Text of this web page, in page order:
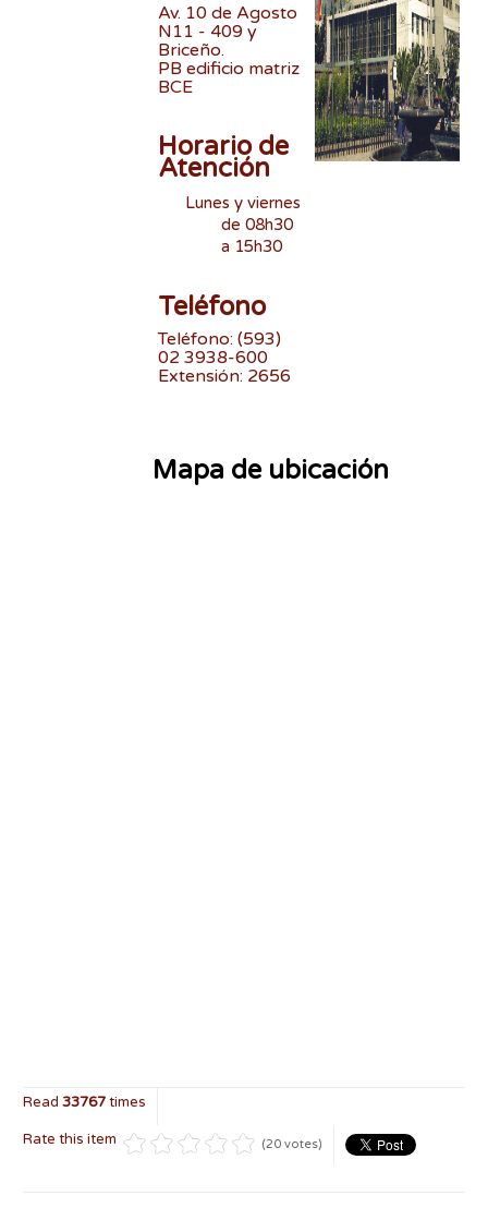
Av. 10 de Agosto
N11 - 409 y
Briceño.
PB edificio matriz
BCE
Horario de
Atención
Lunes y viernes
de 08h30
a 15h30
Teléfono
Teléfono: (593)
02 3938-600
Extensión: 2656
Mapa de ubicación
Read33767times
Rate this item (20 votes)